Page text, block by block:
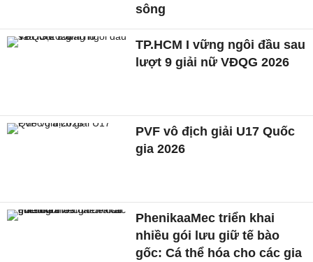
sông
TP.HCM I vững ngôi đầu sau
lượt 9 giải nữ VĐQG 2026
PVF vô địch giải U17 Quốc
gia 2026
PhenikaaMec triển khai
nhiều gói lưu giữ tế bào
gốc: Cá thể hóa cho các gia